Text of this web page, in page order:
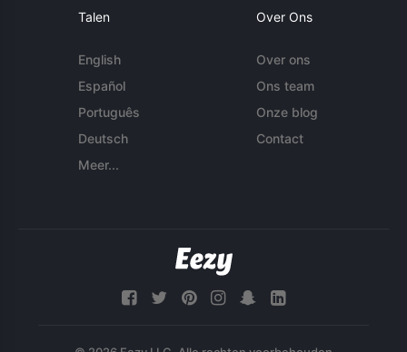
Talen
English
Español
Português
Deutsch
Meer...
Over Ons
Over ons
Ons team
Onze blog
Contact